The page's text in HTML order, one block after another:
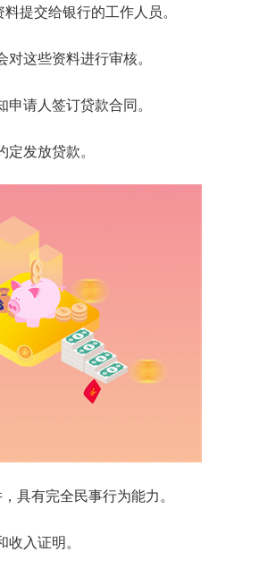
提交给银行的工作人员。
这些资料进行审核。
请人签订贷款合同。
发放贷款。
，具有完全民事行为能力。
入证明。